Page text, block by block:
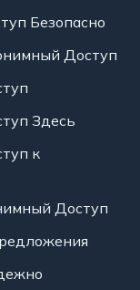
Безопасно
Доступ
Здесь
к
Доступ